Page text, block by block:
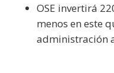
OSE invertirá
menos en este
administración